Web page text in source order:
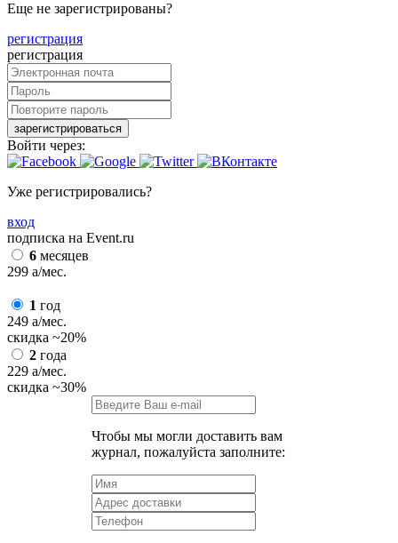
Еще не зарегистрированы?
регистрация
регистрация
зарегистрироваться
Войти через:
Уже регистрировались?
вход
подписка на Event.ru
6 месяцев
299 a/мес.
1 год
249 a/мес.
скидка ~20%
2 года
229 a/мес.
скидка ~30%
Чтобы мы могли доставить вам
журнал, пожалуйста заполните: